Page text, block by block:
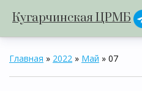
Кугарчинская ЦРМБ
Главная » 2022 » Май » 07